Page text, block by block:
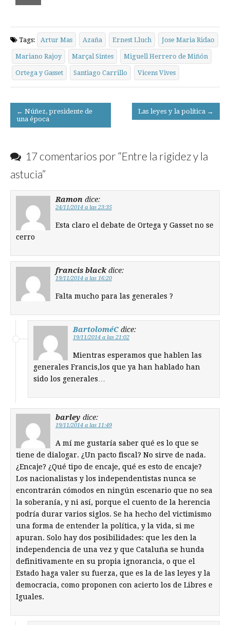
Tags: Artur Mas Azaña Ernest Lluch Jose Maria Ridao
Mariano Rajoy Marçal Sintes Miguell Herrero de Miñón
Ortega y Gasset Santiago Carrillo Vicens Vives
Post
navigation
← Núñez, presidente de
una época
Las leyes y la política →
17 comentarios por “Entre la rigidez y la
astucia”
Ramon dice:
24/11/2014 a las 23:35
Esta claro el debate de Ortega y Gasset no se
cerro
francis black dice:
19/11/2014 a las 16:20
Falta mucho para las generales ?
BartoloméC dice:
19/11/2014 a las 21:02
Mientras esperamos que hablen las
generales Francis,los que ya han hablado han
sido los generales…
barley dice:
19/11/2014 a las 11:49
A mí me gustaría saber qué es lo que se
tiene de dialogar. ¿Un pacto fiscal? No sirve de nada.
¿Encaje? ¿Qué tipo de encaje, qué es esto de encaje?
Los nacionalistas y los independentistas nunca se
encontrarán cómodos en ningún escenario que no sea
la soberanía, y ni así, porque el cuento de la herencia
podría durar varios siglos. Se ha hecho del victimismo
una forma de entender la política, y la vida, si me
apuran. Solo hay dos posibilidades: que les den la
independencia de una vez y que Cataluña se hunda
definitivamente en su propia ignorancia, o que el
Estado haga valer su fuerza, que es la de las leyes y la
democracia, como proponen con acierto los de Libres e
Iguales.